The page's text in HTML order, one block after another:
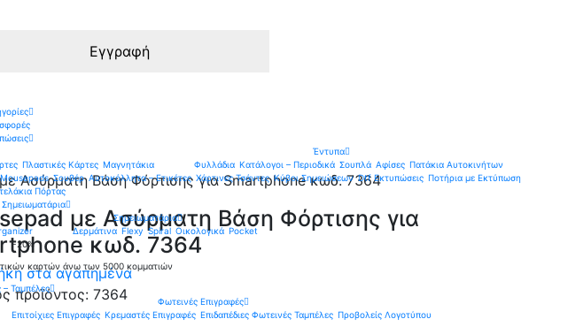
Πλαστικές Κάρτες Μαγνητάκια
Έντυπα
Φυλλάδια Κατάλογοι – Περιοδικά Σουπλά Αφίσες Πατάκια Αυτοκινήτων
Mousepads Σουβέρ Αυτοκόλλητα – Ετικέτες Χάρτινες Τσάντες Κύβοι Σημειώσεων Dtf Εκτυπώσεις Ποτήρια με Εκτύπωση
Πόρτας
Σημειωματάρια
Δερμάτινα Flexy Spiral Οικολογικά Pocket
-20%
καρτών άνω των 5000 κομματιών
– Ταμπέλες
Φωτεινές Επιγραφές
Επιτοίχιες Επιγραφές Κρεμαστές Επιγραφές Επιδαπέδιες Φωτεινές Ταμπέλες Προβολείς Λογοτύπου
Εγγραφή
Ασύρματη Βάση Φόρτισης για Smartphone κωδ. 7364
με Ασύρματη Βάση Φόρτισης για
κωδ. 7364
στα αγαπημένα
προϊόντος: 7364